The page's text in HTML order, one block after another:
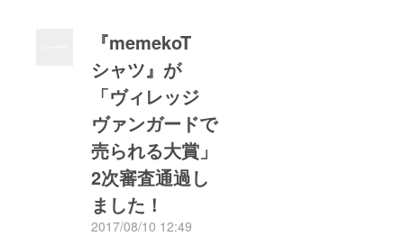
『memekoT
シャツ』が
「ヴィレッジ
ヴァンガードで
売られる大賞」
2次審査通過し
ました！
2017/08/10 12:49